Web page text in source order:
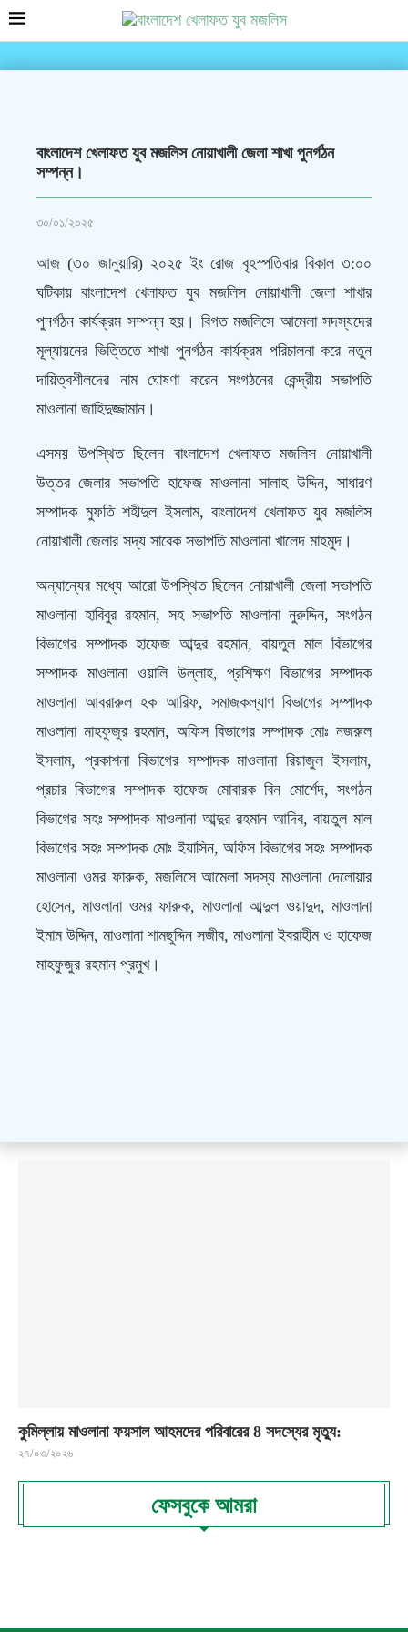
বাংলাদেশ খেলাফত যুব মজলিস নোয়াখালী জেলা শাখা পুনর্গঠন
সম্পন্ন।
৩০/০১/২০২৫
আজ (৩০ জানুয়ারি) ২০২৫ ইং রোজ বৃহস্পতিবার বিকাল ৩:০০
ঘটিকায় বাংলাদেশ খেলাফত যুব মজলিস নোয়াখালী জেলা শাখার
পুনর্গঠন কার্যক্রম সম্পন্ন হয়। বিগত মজলিসে আমেলা সদস্যদের
মূল্যায়নের ভিত্তিতে শাখা পুনর্গঠন কার্যক্রম পরিচালনা করে নতুন
দায়িত্বশীলদের নাম ঘোষণা করেন সংগঠনের কেন্দ্রীয় সভাপতি
মাওলানা জাহিদুজ্জামান।
এসময় উপস্থিত ছিলেন বাংলাদেশ খেলাফত মজলিস নোয়াখালী
উত্তর জেলার সভাপতি হাফেজ মাওলানা সালাহ উদ্দিন, সাধারণ
সম্পাদক মুফতি শহীদুল ইসলাম, বাংলাদেশ খেলাফত যুব মজলিস
নোয়াখালী জেলার সদ্য সাবেক সভাপতি মাওলানা খালেদ মাহমুদ।
অন্যান্যের মধ্যে আরো উপস্থিত ছিলেন নোয়াখালী জেলা সভাপতি
মাওলানা হাবিবুর রহমান, সহ সভাপতি মাওলানা নুরুদ্দিন, সংগঠন
বিভাগের সম্পাদক হাফেজ আব্দুর রহমান, বায়তুল মাল বিভাগের
সম্পাদক মাওলানা ওয়ালি উল্লাহ, প্রশিক্ষণ বিভাগের সম্পাদক
মাওলানা আবরারুল হক আরিফ, সমাজকল্যাণ বিভাগের সম্পাদক
মাওলানা মাহফুজুর রহমান, অফিস বিভাগের সম্পাদক মোঃ নজরুল
ইসলাম, প্রকাশনা বিভাগের সম্পাদক মাওলানা রিয়াজুল ইসলাম,
প্রচার বিভাগের সম্পাদক হাফেজ মোবারক বিন মোর্শেদ, সংগঠন
বিভাগের সহঃ সম্পাদক মাওলানা আব্দুর রহমান আদিব, বায়তুল মাল
বিভাগের সহঃ সম্পাদক মোঃ ইয়াসিন, অফিস বিভাগের সহঃ সম্পাদক
মাওলানা ওমর ফারুক, মজলিসে আমেলা সদস্য মাওলানা দেলোয়ার
হোসেন, মাওলানা ওমর ফারুক, মাওলানা আব্দুল ওয়াদুদ, মাওলানা
ইমাম উদ্দিন, মাওলানা শামছুদ্দিন সজীব, মাওলানা ইবরাহীম ও হাফেজ
মাহফুজুর রহমান প্রমুখ।
কুমিল্লায় মাওলানা ফয়সাল আহমদের পরিবারের 8 সদস্যের মৃত্যু:
২৭/০৩/২০২৬
ফেসবুকে আমরা